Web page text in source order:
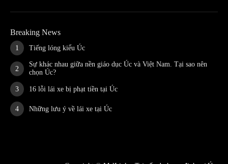
Breaking News
Tiếng lóng kiểu Úc
Sự khác nhau giữa nền giáo dục Úc và Việt Nam. Tại sao nên
chọn Úc?
16 lỗi lái xe bị phạt tiền tại Úc
Những lưu ý về lái xe tại Úc